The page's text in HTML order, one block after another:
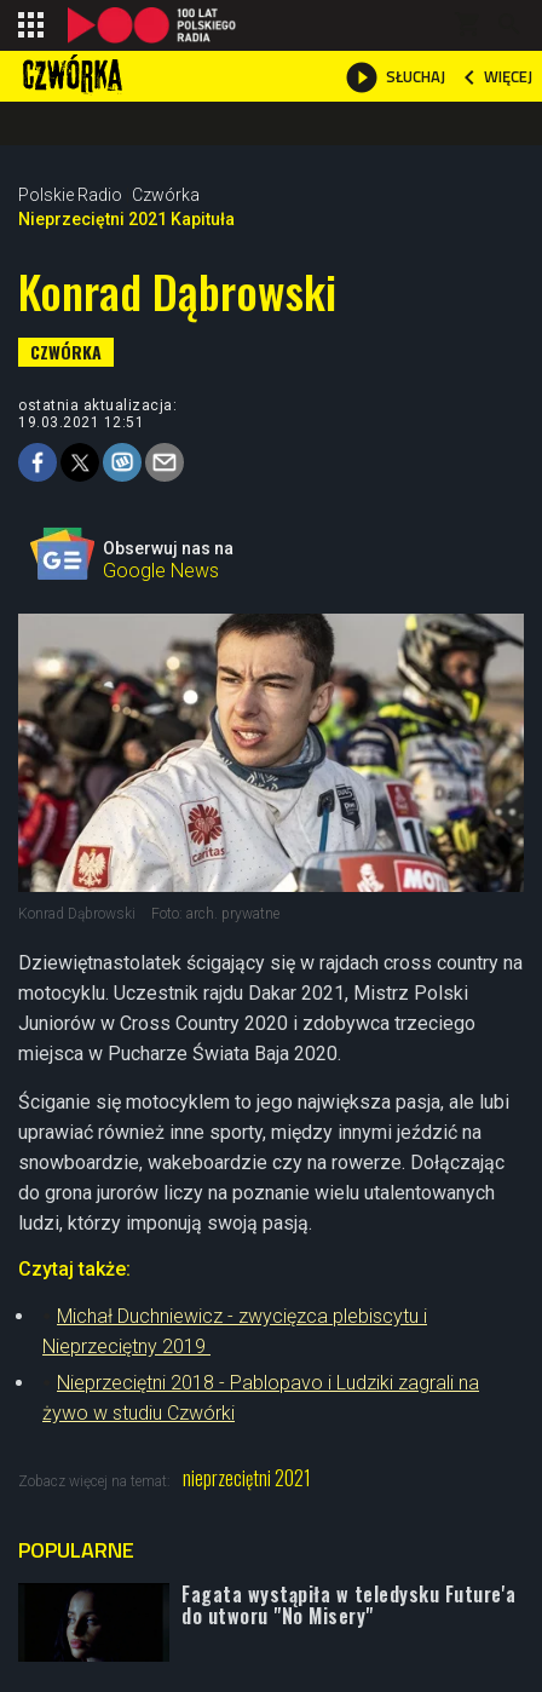
 SŁUCHAJ  WIĘCEJ

Polskie Radio
Czwórka
Nieprzeciętni 2021 Kapituła
Konrad Dąbrowski
ostatnia aktualizacja:
19.03.2021 12:51
Obserwuj nas na
Google News
Konrad Dąbrowski Foto: arch. prywatne
Dziewiętnastolatek ścigający się w rajdach cross country na
motocyklu. Uczestnik rajdu Dakar 2021, Mistrz Polski
Juniorów w Cross Country 2020 i zdobywca trzeciego
miejsca w Pucharze Świata Baja 2020.
Ściganie się motocyklem to jego największa pasja, ale lubi
uprawiać również inne sporty, między innymi jeździć na
snowboardzie, wakeboardzie czy na rowerze. Dołączając
do grona jurorów liczy na poznanie wielu utalentowanych
ludzi, którzy imponują swoją pasją.
Czytaj także:
Michał Duchniewicz - zwycięzca plebiscytu i
Nieprzeciętny 2019
Nieprzeciętni 2018 - Pablopavo i Ludziki zagrali na
żywo w studiu Czwórki
Zobacz więcej na temat: nieprzeciętni 2021
POPULARNE
Fagata wystąpiła w teledysku Future'a
do utworu "No Misery"